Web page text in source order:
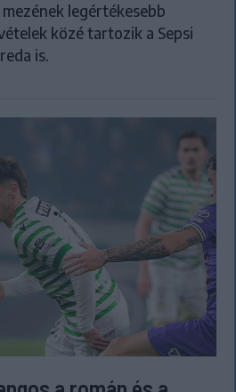
legértékesebb
közé tartozik a Sepsi
is.